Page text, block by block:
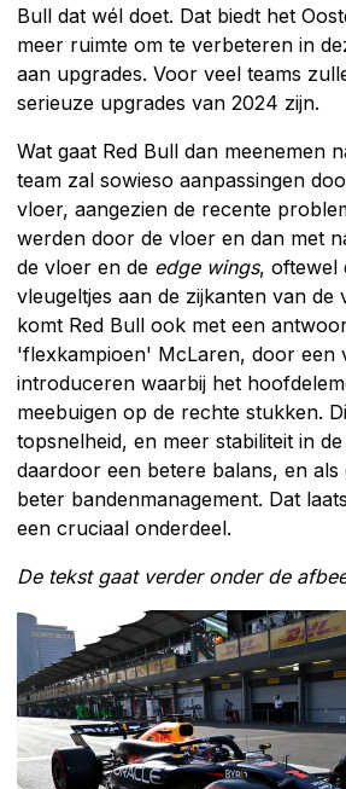
Bull dat wél doet. Dat biedt het
meer ruimte om te verbeteren in
aan upgrades. Voor veel teams
serieuze upgrades van 2024 zijn.
Wat gaat Red Bull dan meenemen
team zal sowieso aanpassingen
vloer, aangezien de recente
werden door de vloer en dan met
de vloer en de edge wings, oftewel
vleugeltjes aan de zijkanten van de
komt Red Bull ook met een
'flexkampioen' McLaren, door een
introduceren waarbij het
meebuigen op de rechte stukken.
topsnelheid, en meer stabiliteit in
daardoor een betere balans, en
beter bandenmanagement. Dat
een cruciaal onderdeel.
De tekst gaat verder onder de